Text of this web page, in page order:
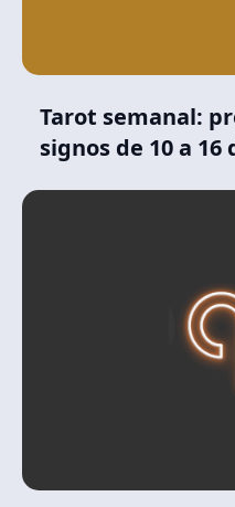
Tarot semanal:
signos de 10 a 16